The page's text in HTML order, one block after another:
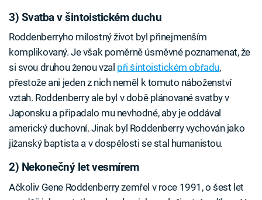
3) Svatba v šintoistickém duchu
Roddenberryho milostný život byl přinejmenším
komplikovaný. Je však poměrně úsměvné poznamenat, že
si svou druhou ženou vzal při šintoistickém obřadu,
přestože ani jeden z nich neměl k tomuto náboženství
vztah. Roddenberry ale byl v době plánované svatby v
Japonsku a připadalo mu nevhodné, aby je oddával
americký duchovní. Jinak byl Roddenberry vychován jako
jižanský baptista a v dospělosti se stal humanistou.
2) Nekonečný let vesmírem
Ačkoliv Gene Roddenberry zemřel v roce 1991, o šest let